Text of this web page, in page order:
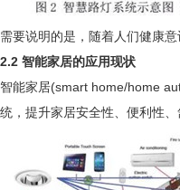
需要说明的是，随着人们健康
2.2 智能家居的应用现状
智能家居(smart home/home
统，提升家居安全性、便利性